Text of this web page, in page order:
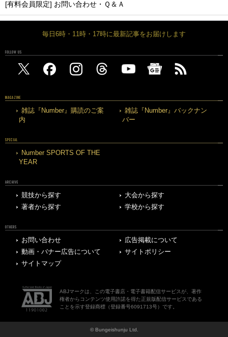
[有料会員限定] お問い合わせ・Ｑ＆Ａ
毎日6時・11時・17時に最新記事をお届けします
FOLLOW US
MAGAZINE
雑誌『Number』購読のご案
内
雑誌『Number』バックナン
バー
SPECIAL
Number SPORTS OF THE
YEAR
ARCHIVE
競技から探す
大会から探す
著者から探す
学校から探す
OTHERS
お問い合わせ
広告掲載について
動画・バナー広告について
サイトポリシー
サイトマップ
ABJマークは、この電子書店・電子書籍配信サービスが、著作
権者からコンテンツ使用許諾を得た正規版配信サービスである
ことを示す登録商標（登録番号6091713号）です。
© Bungeishunju Ltd.